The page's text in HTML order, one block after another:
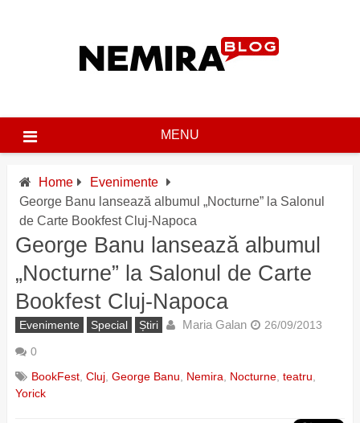
MENU
Home
Evenimente
George Banu lansează albumul „Nocturne” la Salonul
de Carte Bookfest Cluj-Napoca
George Banu lansează albumul
„Nocturne” la Salonul de Carte
Bookfest Cluj-Napoca
Evenimente Special Știri Maria Galan 26/09/2013
0
BookFest, Cluj, George Banu Nemira Nocturne, teatru
Yorick